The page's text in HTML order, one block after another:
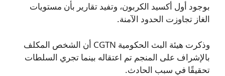
بوجود أول أكسيد الكربون، وتفيد تقارير بأن مستويات
الغاز تجاوزت الحدود الآمنة.
وذكرت هيئة البث الحكومية CGTN أن الشخص المكلف
بالإشراف على المنجم تم اعتقاله بينما تجري السلطات
تحقيقًا في سبب الحادث.